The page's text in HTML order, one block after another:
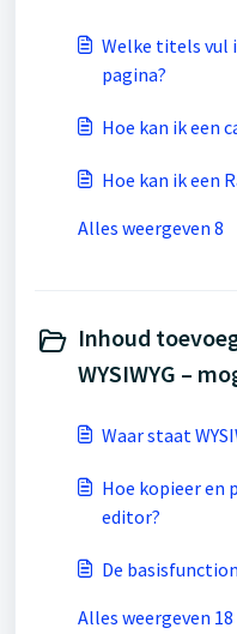
Welke titels vul
pagina?
Hoe kan ik een
Hoe kan ik een
Alles weergeven 8
Inhoud
WYSIWYG –
Waar staat
Hoe kopieer en
editor?
De
Alles weergeven 18